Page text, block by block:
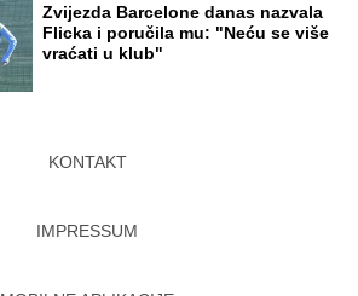
Zvijezda Barcelone danas nazvala
Flicka i poručila mu: "Neću se više
vraćati u klub"
KONTAKT
IMPRESSUM